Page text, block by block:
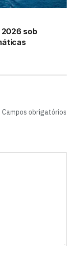
sob
Campos obrigatórios